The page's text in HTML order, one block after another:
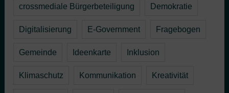
crossmediale Bürgerbeteiligung Demokratie
Digitalisierung E-Government Fragebogen
Gemeinde Ideenkarte Inklusion
Klimaschutz Kommunikation Kreativität